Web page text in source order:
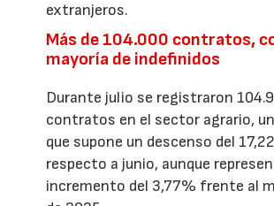
extranjeros.
Más de 104.000 contratos,
mayoría de indefinidos
Durante julio se registraron
contratos en el sector agrario,
que supone un descenso del
respecto a junio, aunque
incremento del 3,77% frente al